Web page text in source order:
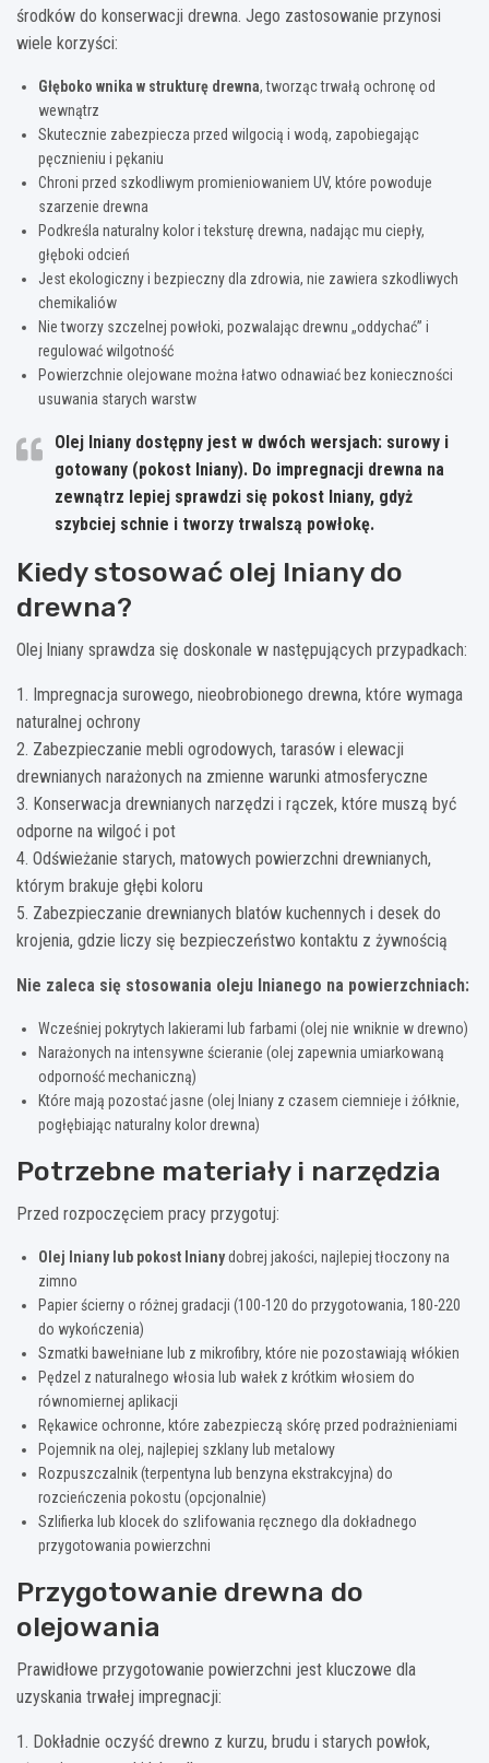
środków do konserwacji drewna. Jego zastosowanie przynosi
wiele korzyści:
Głęboko wnika w strukturę drewna, tworząc trwałą ochronę od
wewnątrz
Skutecznie zabezpiecza przed wilgocią i wodą, zapobiegając
pęcznieniu i pękaniu
Chroni przed szkodliwym promieniowaniem UV, które powoduje
szarzenie drewna
Podkreśla naturalny kolor i teksturę drewna, nadając mu ciepły,
głęboki odcień
Jest ekologiczny i bezpieczny dla zdrowia, nie zawiera szkodliwych
chemikaliów
Nie tworzy szczelnej powłoki, pozwalając drewnu „oddychać” i
regulować wilgotność
Powierzchnie olejowane można łatwo odnawiać bez konieczności
usuwania starych warstw
Olej lniany dostępny jest w dwóch wersjach: surowy i
gotowany (pokost lniany). Do impregnacji drewna na
zewnątrz lepiej sprawdzi się pokost lniany, gdyż
szybciej schnie i tworzy trwalszą powłokę.
Kiedy stosować olej lniany do
drewna?
Olej lniany sprawdza się doskonale w następujących przypadkach:
1. Impregnacja surowego, nieobrobionego drewna, które wymaga
naturalnej ochrony
2. Zabezpieczanie mebli ogrodowych, tarasów i elewacji
drewnianych narażonych na zmienne warunki atmosferyczne
3. Konserwacja drewnianych narzędzi i rączek, które muszą być
odporne na wilgoć i pot
4. Odświeżanie starych, matowych powierzchni drewnianych,
którym brakuje głębi koloru
5. Zabezpieczanie drewnianych blatów kuchennych i desek do
krojenia, gdzie liczy się bezpieczeństwo kontaktu z żywnością
Nie zaleca się stosowania oleju lnianego na powierzchniach:
Wcześniej pokrytych lakierami lub farbami (olej nie wniknie w drewno)
Narażonych na intensywne ścieranie (olej zapewnia umiarkowaną
odporność mechaniczną)
Które mają pozostać jasne (olej lniany z czasem ciemnieje i żółknie,
pogłębiając naturalny kolor drewna)
Potrzebne materiały i narzędzia
Przed rozpoczęciem pracy przygotuj:
Olej lniany lub pokost lnianydobrej jakości, najlepiej tłoczony na
zimno
Papier ścierny o różnej gradacji (100-120 do przygotowania, 180-220
do wykończenia)
Szmatki bawełniane lub z mikrofibry, które nie pozostawiają włókien
Pędzel z naturalnego włosia lub wałek z krótkim włosiem do
równomiernej aplikacji
Rękawice ochronne, które zabezpieczą skórę przed podrażnieniami
Pojemnik na olej, najlepiej szklany lub metalowy
Rozpuszczalnik (terpentyna lub benzyna ekstrakcyjna) do
rozcieńczenia pokostu (opcjonalnie)
Szlifierka lub klocek do szlifowania ręcznego dla dokładnego
przygotowania powierzchni
Przygotowanie drewna do
olejowania
Prawidłowe przygotowanie powierzchni jest kluczowe dla
uzyskania trwałej impregnacji:
1. Dokładnie oczyść drewno z kurzu, brudu i starych powłok,